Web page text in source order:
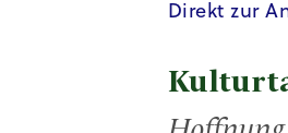
Direkt zur